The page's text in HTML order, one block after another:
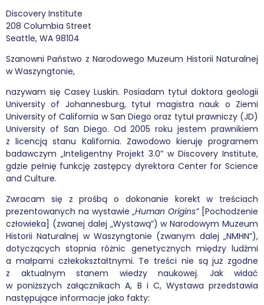
Discovery Institute
208 Columbia Street
Seattle, WA 98104
Szanowni Państwo z Narodowego Muzeum Historii Naturalnej
w Waszyngtonie,
nazywam się Casey Luskin. Posiadam tytuł doktora geologii
University of Johannesburg, tytuł magistra nauk o Ziemi
University of California w San Diego oraz tytuł prawniczy (JD)
University of San Diego. Od 2005 roku jestem prawnikiem
z licencją stanu Kalifornia. Zawodowo kieruję programem
badawczym „Inteligentny Projekt 3.0” w Discovery Institute,
gdzie pełnię funkcję zastępcy dyrektora Center for Science
and Culture.
Zwracam się z prośbą o dokonanie korekt w treściach
prezentowanych na wystawie „Human Origins” [Pochodzenie
człowieka] (zwanej dalej „Wystawą”) w Narodowym Muzeum
Historii Naturalnej w Waszyngtonie (zwanym dalej „NMHN”),
dotyczących stopnia różnic genetycznych między ludźmi
a małpami człekokształtnymi. Te treści nie są już zgodne
z aktualnym stanem wiedzy naukowej. Jak widać
w poniższych załącznikach A, B i C, Wystawa przedstawia
następujące informacje jako fakty: